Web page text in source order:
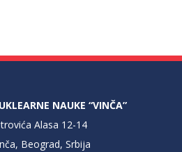
NAUKE “VINČA”
Alasa 12-14
Beograd, Srbija